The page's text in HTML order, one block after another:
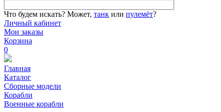
Что будем искать? Может, танк или пулемёт?
Личный кабинет
Мои заказы
Корзина
0
Главная
Каталог
Сборные модели
Корабли
Военные корабли